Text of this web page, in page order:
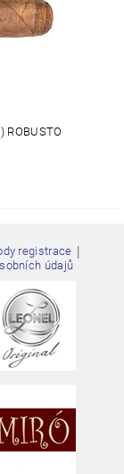
ROBUSTO
registrace
údajů